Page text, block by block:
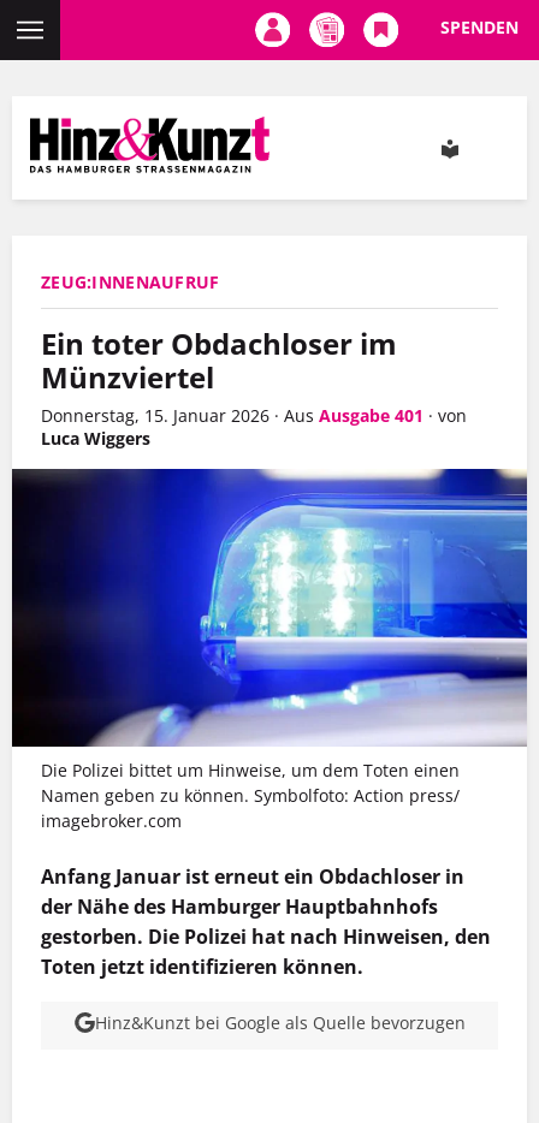
Inhalt
SPENDEN
ZEUG:INNENAUFRUF
Ein toter Obdachloser im
Münzviertel
Donnerstag, 15. Januar 2026 · Aus Ausgabe 401 · von
Luca Wiggers
Die Polizei bittet um Hinweise, um dem Toten einen
Namen geben zu können. Symbolfoto: Action press/
imagebroker.com
Anfang Januar ist erneut ein Obdachloser in
der Nähe des Hamburger Hauptbahnhofs
gestorben. Die Polizei hat nach Hinweisen, den
Toten jetzt identifizieren können.
Hinz&Kunzt bei Google als Quelle bevorzugen